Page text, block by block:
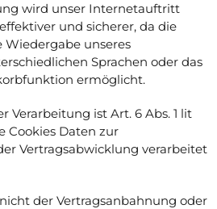
wird unser Internetauftritt
und sicherer, da die
Wiedergabe unseres
Sprachen oder das
ermöglicht.
Verarbeitung ist Art. 6 Abs. 1 lit
Cookies Daten zur
Vertragsabwicklung verarbeitet
der Vertragsanbahnung oder